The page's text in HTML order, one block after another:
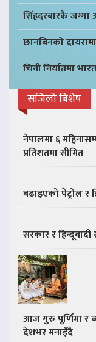
सिंहदरबारकै जग्गा
छानबिनको
चिनी निर्यातमा
सजिलो बिशेष
नेपालमा ६
प्रतिशतमा सीमित
बढाइएको पेट्रोल
सरकार र
आज गुरु पूर्णिमा र
देशभर मनाइँदै